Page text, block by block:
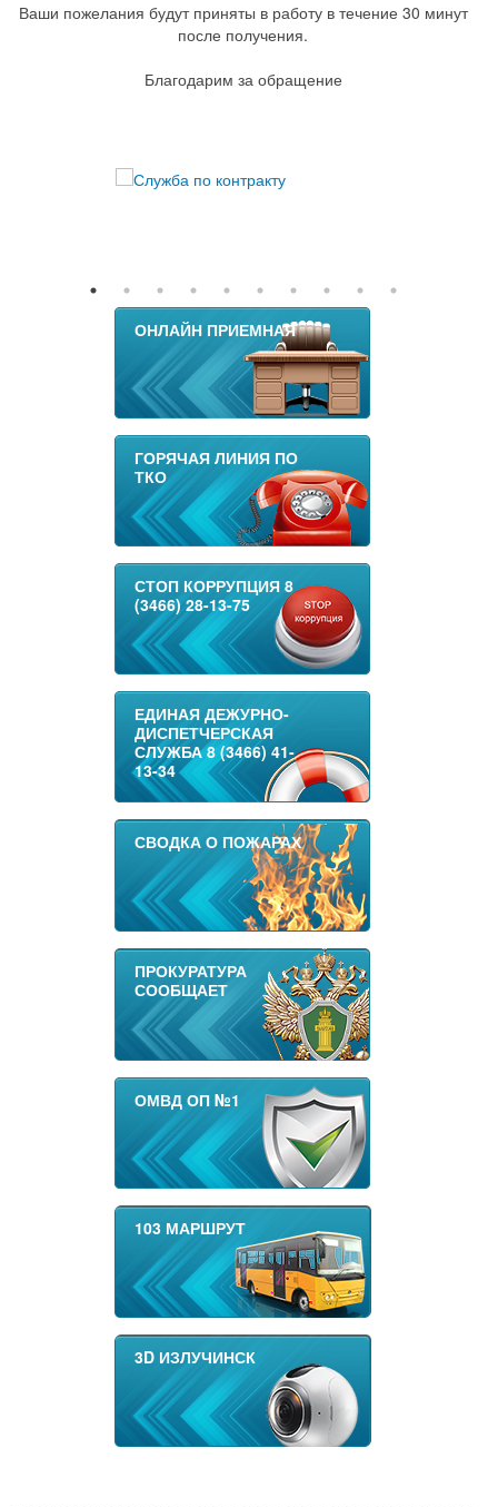
Ваши пожелания будут приняты в работу в течение 30 минут
после получения.
Благодарим за обращение
ОНЛАЙН ПРИЕМНАЯ
ГОРЯЧАЯ ЛИНИЯ ПО
ТКО
СТОП КОРРУПЦИЯ 8
(3466) 28-13-75
ЕДИНАЯ ДЕЖУРНО-
ДИСПЕТЧЕРСКАЯ
СЛУЖБА 8 (3466) 41-
13-34
СВОДКА О ПОЖАРАХ
ПРОКУРАТУРА
СООБЩАЕТ
ОМВД ОП №1
103 МАРШРУТ
3D ИЗЛУЧИНСК